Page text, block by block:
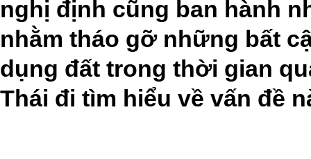
nghị định cũng ban hành
nhằm tháo gỡ những bất
dụng đất trong thời gian
Thái đi tìm hiểu về vấn đề